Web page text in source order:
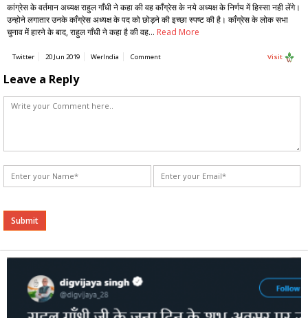
कांग्रेस के वर्तमान अध्यक्ष राहुल गाँधी ने कहा की वह कॉंग्रेस के नये अध्यक्ष के निर्णय में हिस्सा नही लेंगे।
उन्होने लगातार उनके कॉंग्रेस अध्यक्ष के पद को छोड़ने की इच्छा स्पष्ट की है। कॉंग्रेस के लोक सभा
चुनाव में हारने के बाद, राहुल गाँधी ने कहा है की वह… Read More
Twitter 20 Jun 2019 WerIndia Comment Visit
Leave a Reply
Alternative: